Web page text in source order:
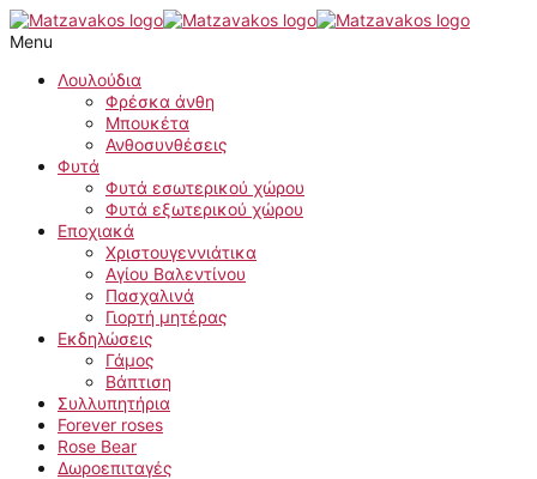
Μετάβαση
στο
περιεχόμενο
Menu
Λουλούδια
Φρέσκα άνθη
Μπουκέτα
Ανθοσυνθέσεις
Φυτά
Φυτά εσωτερικού χώρου
Φυτά εξωτερικού χώρου
Εποχιακά
Χριστουγεννιάτικα
Αγίου Βαλεντίνου
Πασχαλινά
Γιορτή μητέρας
Εκδηλώσεις
Γάμος
Βάπτιση
Συλλυπητήρια
Forever roses
Rose Bear
Δωροεπιταγές